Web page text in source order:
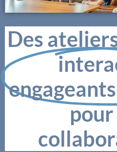
Des
pour